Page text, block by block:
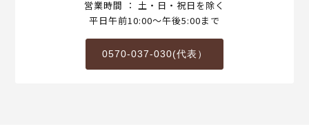
営業時間 ： 土・日・祝日を除く
平日午前10:00～午後5:00まで
0570-037-030(代表）